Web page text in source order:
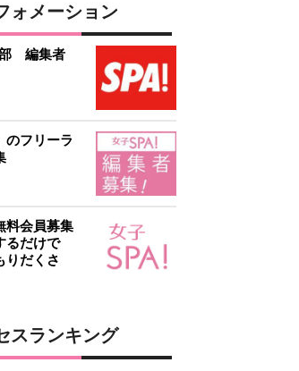
ォメーション
編集者
のフリーラ
料会員募集
るだけで
りだくさ
スランキング